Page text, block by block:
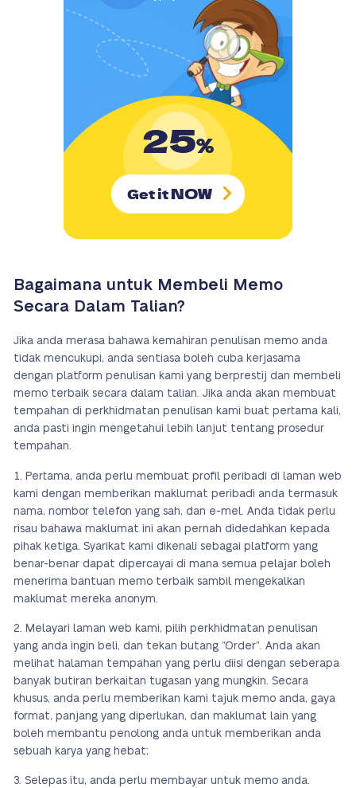
25%
Get itNOW
Bagaimana untuk Membeli Memo
Secara Dalam Talian?
Jika anda merasa bahawa kemahiran penulisan memo anda
tidak mencukupi, anda sentiasa boleh cuba kerjasama
dengan platform penulisan kami yang berprestij dan membeli
memo terbaik secara dalam talian. Jika anda akan membuat
tempahan di perkhidmatan penulisan kami buat pertama kali,
anda pasti ingin mengetahui lebih lanjut tentang prosedur
tempahan.
Pertama, anda perlu membuat profil peribadi di laman web
kami dengan memberikan maklumat peribadi anda termasuk
nama, nombor telefon yang sah, dan e-mel. Anda tidak perlu
risau bahawa maklumat ini akan pernah didedahkan kepada
pihak ketiga. Syarikat kami dikenali sebagai platform yang
benar-benar dapat dipercayai di mana semua pelajar boleh
menerima bantuan memo terbaik sambil mengekalkan
maklumat mereka anonym.
Melayari laman web kami, pilih perkhidmatan penulisan
yang anda ingin beli, dan tekan butang “Order”. Anda akan
melihat halaman tempahan yang perlu diisi dengan seberapa
banyak butiran berkaitan tugasan yang mungkin. Secara
khusus, anda perlu memberikan kami tajuk memo anda, gaya
format, panjang yang diperlukan, dan maklumat lain yang
boleh membantu penolong anda untuk memberikan anda
sebuah karya yang hebat;
Selepas itu, anda perlu membayar untuk memo anda.